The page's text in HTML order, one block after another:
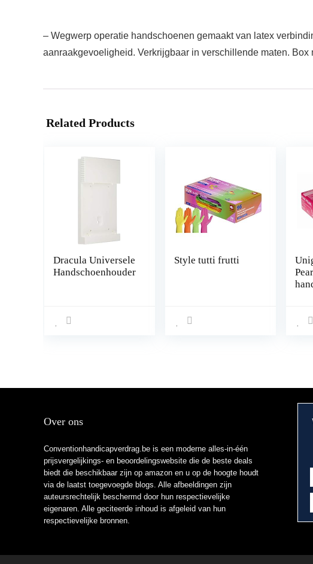
– Wegwerp operatie handschoenen gemaakt van latex
aanraakgevoeligheid. Verkrijgbaar in verschillende maten. Box
Related Products
Dracula Universele
Handschoenhouder
Style tutti frutti
Over ons
Conventionhandicapverdrag.be is een moderne alles-in-één
prijsvergelijkings- en beoordelingswebsite die de beste deals
biedt die beschikbaar zijn op amazon en u op de hoogte houdt
via de laatst toegevoegde blogs. Alle afbeeldingen zijn
auteursrechtelijk beschermd door hun respectievelijke
eigenaren. Alle geciteerde inhoud is afgeleid van hun
respectievelijke bronnen.